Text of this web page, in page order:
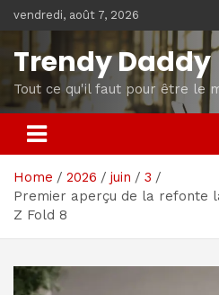
to
content
vendredi, août 7, 2026
Trendy Daddy
Tout ce qu'il faut pour être le
Home 2026 juin
3
Premier aperçu de la refonte
Z Fold 8